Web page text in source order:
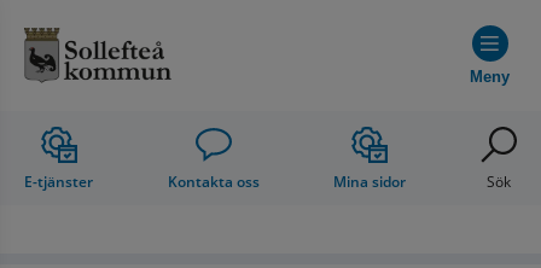
Meny
E-tjänster Kontakta oss Mina sidor Sök